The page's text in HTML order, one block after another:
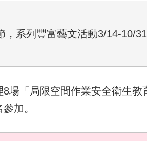
，系列豐富藝文活動3/14-10/
場「局限空間作業安全衛生教
加。